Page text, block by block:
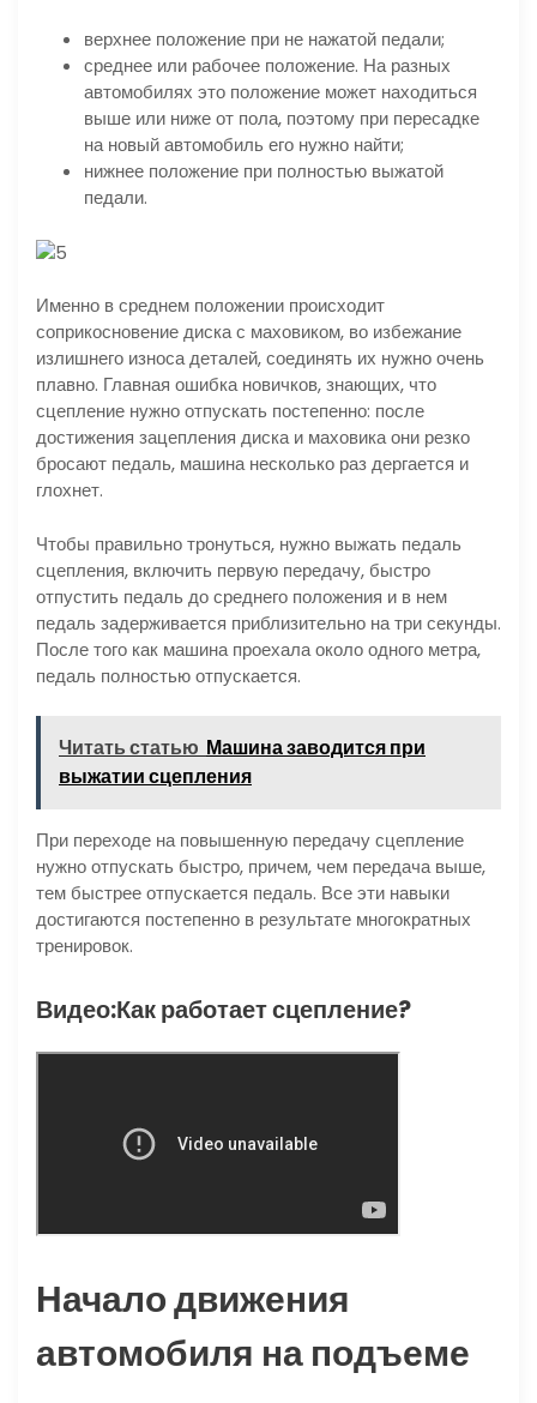
верхнее положение при не нажатой педали;
среднее или рабочее положение. На разных
автомобилях это положение может находиться
выше или ниже от пола, поэтому при пересадке
на новый автомобиль его нужно найти;
нижнее положение при полностью выжатой
педали.
Именно в среднем положении происходит
соприкосновение диска с маховиком, во избежание
излишнего износа деталей, соединять их нужно очень
плавно. Главная ошибка новичков, знающих, что
сцепление нужно отпускать постепенно: после
достижения зацепления диска и маховика они резко
бросают педаль, машина несколько раз дергается и
глохнет.
Чтобы правильно тронуться, нужно выжать педаль
сцепления, включить первую передачу, быстро
отпустить педаль до среднего положения и в нем
педаль задерживается приблизительно на три секунды.
После того как машина проехала около одного метра,
педаль полностью отпускается.
Читать статью Машина заводится при
выжатии сцепления
При переходе на повышенную передачу сцепление
нужно отпускать быстро, причем, чем передача выше,
тем быстрее отпускается педаль. Все эти навыки
достигаются постепенно в результате многократных
тренировок.
Видео:Как работает сцепление?
Начало движения
автомобиля на подъеме